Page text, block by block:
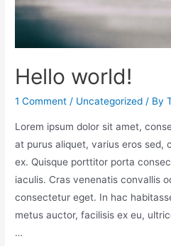
Hello world!
1 Comment / Uncategorized / By
Lorem ipsum dolor sit amet,
at purus aliquet, varius eros sed,
ex. Quisque porttitor porta
iaculis. Cras venenatis convallis
consectetur eget. In hac
metus auctor, facilisis ex eu,
…